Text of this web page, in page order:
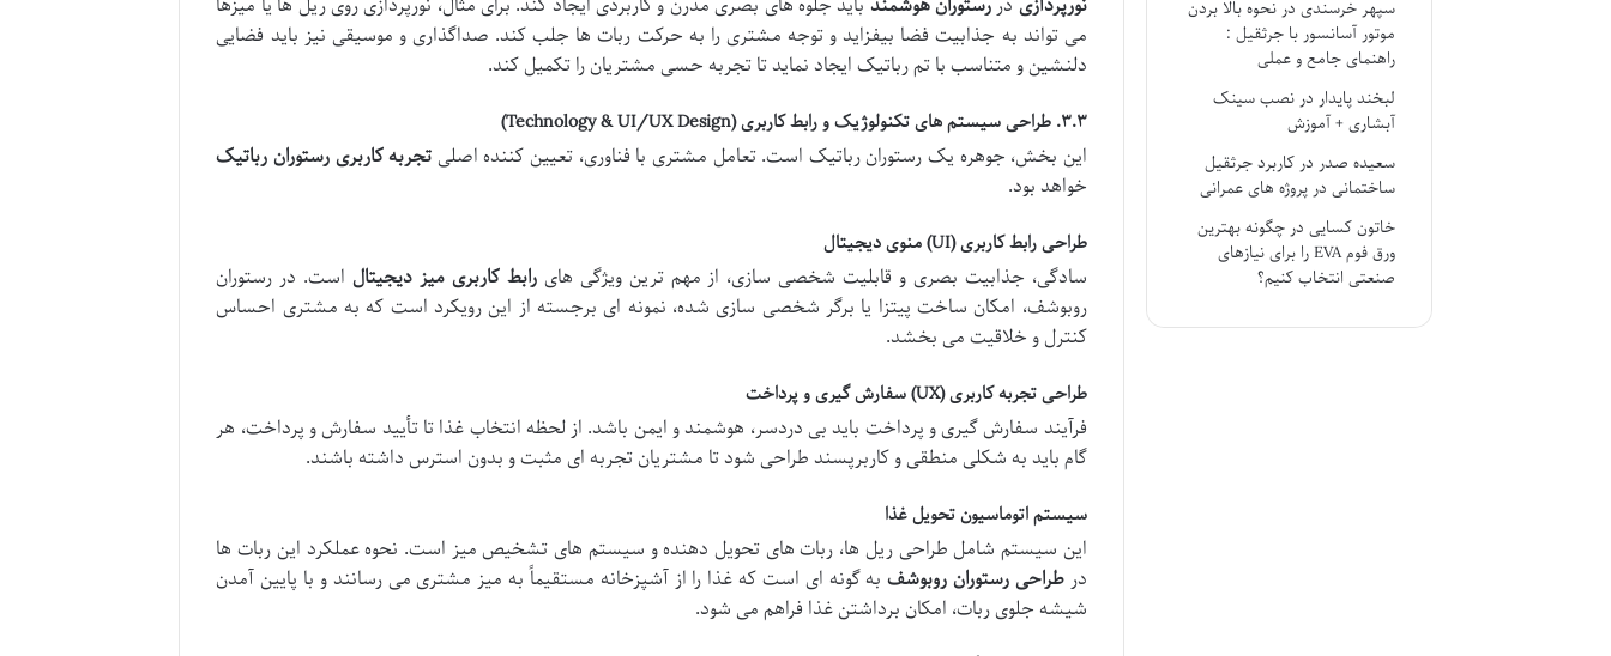
نورپردازی دررستوران هوشمند باید جلوه های بصری مدرن و کاربردی ایجاد کند. برای مثال، نورپردازی روی ریل ها یا میزها
می تواند به جذابیت فضا بیفزاید و توجه مشتری را به حرکت ربات ها جلب کند. صداگذاری و موسیقی نیز باید فضایی
دلنشین و متناسب با تم رباتیک ایجاد نماید تا تجربه حسی مشتریان را تکمیل کند.
۳.۳. طراحی سیستم های تکنولوژیک و رابط کاربری (Technology & UI/UX Design)
این بخش، جوهره یک رستوران رباتیک است. تعامل مشتری با فناوری، تعیین کننده اصلیتجربه کاربری رستوران رباتیک
خواهد بود.
طراحی رابط کاربری (UI) منوی دیجیتال
سادگی، جذابیت بصری و قابلیت شخصی سازی، از مهم ترین ویژگی هایرابط کاربری میز دیجیتال است. در رستوران
روبوشف، امکان ساخت پیتزا یا برگر شخصی سازی شده، نمونه ای برجسته از این رویکرد است که به مشتری احساس
کنترل و خلاقیت می بخشد.
طراحی تجربه کاربری (UX) سفارش گیری و پرداخت
فرآیند سفارش گیری و پرداخت باید بی دردسر، هوشمند و ایمن باشد. از لحظه انتخاب غذا تا تأیید سفارش و پرداخت، هر
گام باید به شکلی منطقی و کاربرپسند طراحی شود تا مشتریان تجربه ای مثبت و بدون استرس داشته باشند.
سیستم اتوماسیون تحویل غذا
این سیستم شامل طراحی ریل ها، ربات های تحویل دهنده و سیستم های تشخیص میز است. نحوه عملکرد این ربات ها
درطراحی رستوران روبوشفبه گونه ای است که غذا را از آشپزخانه مستقیماً به میز مشتری می رسانند و با پایین آمدن
شیشه جلوی ربات، امکان برداشتن غذا فراهم می شود.
سپهر خرسندی درنحوه بالا بردن
موتور آسانسور با جرثقیل :
راهنمای جامع و عملی
لبخند پایدار درنصب سینک
آبشاری + آموزش
سعیده صدر درکاربرد جرثقیل
ساختمانی در پروژه های عمرانی
خاتون کسایی درچگونه بهترین
ورق فوم EVA را برای نیازهای
صنعتی انتخاب کنیم؟